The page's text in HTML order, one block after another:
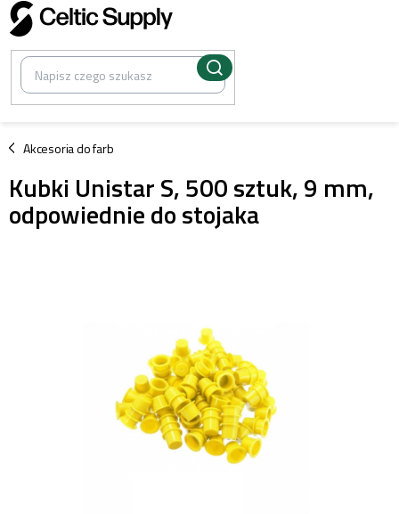
Przejść
do
treści
Akcesoria do farb
/
Kubki Unistar S, 500 sztuk, 9 mm,
odpowiednie do stojaka